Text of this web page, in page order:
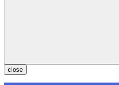
close